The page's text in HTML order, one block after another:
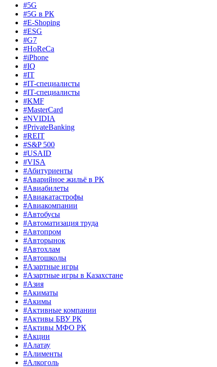
#5G
#5G в РК
#E-Shoping
#ESG
#G7
#HoReCa
#iPhone
#IQ
#IT
#IT-специалисты
#IT-специалисты
#KMF
#MasterCard
#NVIDIA
#PrivateBanking
#REIT
#S&P 500
#USAID
#VISA
#Абитуриенты
#Аварийное жильё в РК
#Авиабилеты
#Авиакатастрофы
#Авиакомпании
#Автобусы
#Автоматизация труда
#Автопром
#Авторынок
#Автохлам
#Автошколы
#Азартные игры
#Азартные игры в Казахстане
#Азия
#Акиматы
#Акимы
#Активные компании
#Активы БВУ РК
#Активы МФО РК
#Акции
#Алатау
#Алименты
#Алкоголь